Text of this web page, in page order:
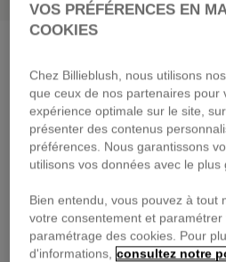
Sac à main
VOS PRÉFÉRENCES EN
COOKIES
Chez Billieblush, nous utilisons
que ceux de nos partenaires pour
expérience optimale sur le site,
présenter des contenus
préférences. Nous garantissons
utilisons vos données avec le plus
Bien entendu, vous pouvez à tout
votre consentement et paramétrer
paramétrage des cookies. Pour
d'informations, consultez notre